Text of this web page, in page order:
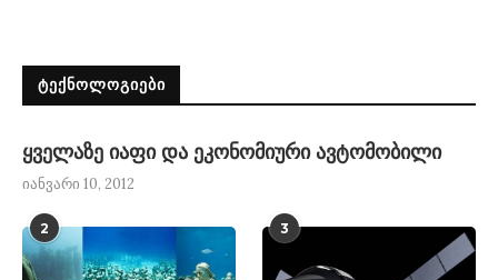
ᲢᲔᲥᲜᲝᲚᲝᲒᲘᲔᲑᲘ
ყველაზე იაფი და ეკონომიური ავტომობილი
იანვარი 10, 2012
2 3